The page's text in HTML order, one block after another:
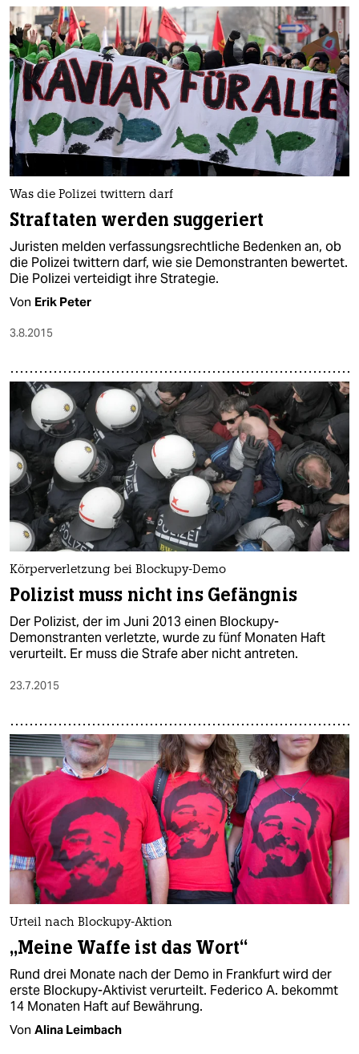
Was die Polizei twittern darf
Straftaten werden suggeriert
Juristen melden verfassungsrechtliche Bedenken an, ob
die Polizei twittern darf, wie sie Demonstranten bewertet.
Die Polizei verteidigt ihre Strategie.
Von Erik Peter
3.8.2015
Körperverletzung bei Blockupy-Demo
Polizist muss nicht ins Gefängnis
Der Polizist, der im Juni 2013 einen Blockupy-
Demonstranten verletzte, wurde zu fünf Monaten Haft
verurteilt. Er muss die Strafe aber nicht antreten.
23.7.2015
Urteil nach Blockupy-Aktion
„Meine Waffe ist das Wort“
Rund drei Monate nach der Demo in Frankfurt wird der
erste Blockupy-Aktivist verurteilt. Federico A. bekommt
14 Monaten Haft auf Bewährung.
Von Alina Leimbach